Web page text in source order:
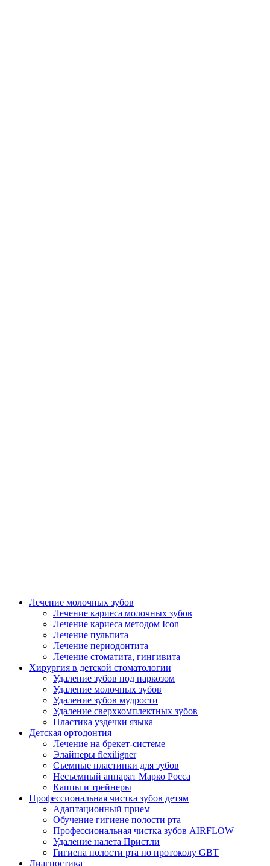
Лечение молочных зубов
Лечение кариеса молочных зубов
Лечение кариеса методом Icon
Лечение пульпита
Лечение периодонтита
Лечение стоматита, гингивита
Хирургия в детской стоматологии
Удаление зубов под наркозом
Удаление молочных зубов
Удаление зубов мудрости
Удаление сверхкомплектных зубов
Пластика уздечки языка
Детская ортодонтия
Лечение на брекет-системе
Элайнеры flexiligner
Съемные пластинки для зубов
Несъемный аппарат Марко Росса
Каппы и трейнеры
Профессиональная чистка зубов детям
Адаптационный прием
Обучение гигиене полости рта
Профессиональная чистка зубов AIRFLOW
Удаление налета Пристли
Гигиена полости рта по протоколу GBT
Диагностика